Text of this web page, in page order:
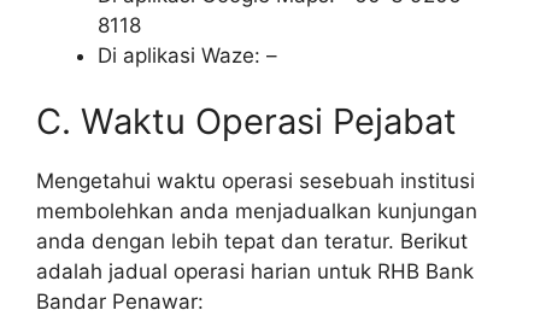
8118
Di aplikasi Waze: –
C. Waktu Operasi Pejabat
Mengetahui waktu operasi sesebuah institusi
membolehkan anda menjadualkan kunjungan
anda dengan lebih tepat dan teratur. Berikut
adalah jadual operasi harian untuk RHB Bank
Bandar Penawar: